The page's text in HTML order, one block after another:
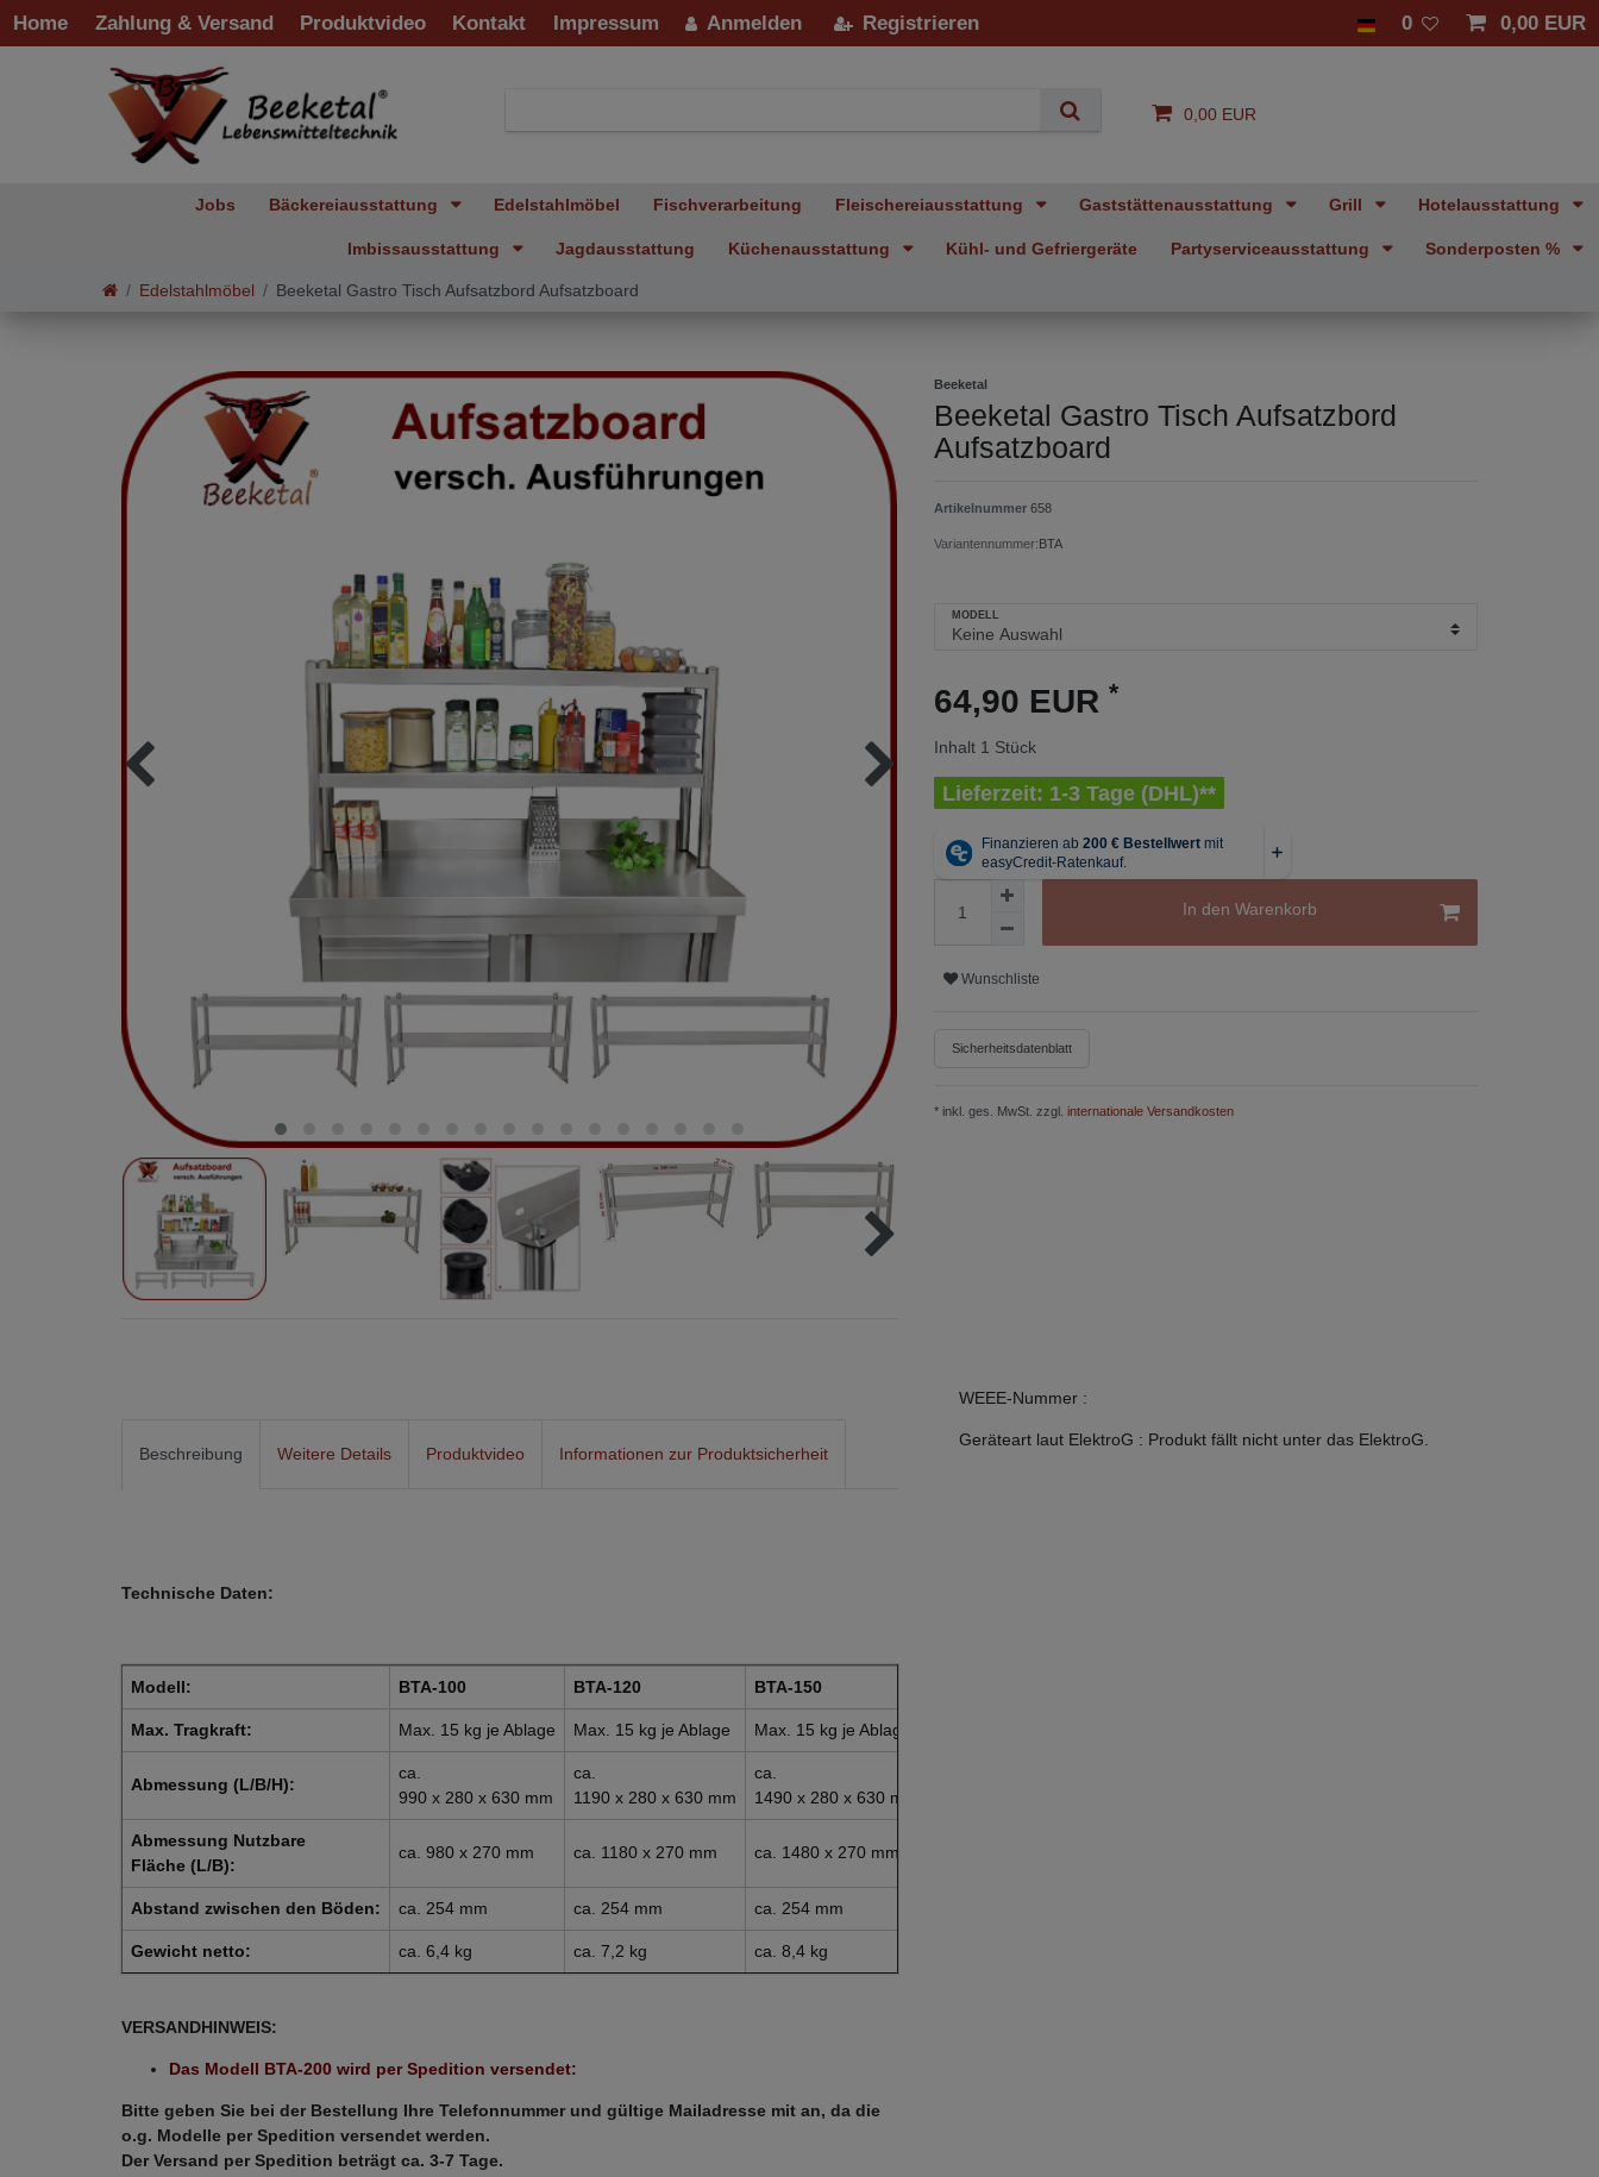
Home Zahlung & Versand Produktvideo Kontakt Impressum Anmelden Registrieren 0 0,00 EUR
0,00 EUR
Jobs Bäckereiausstattung Edelstahlmöbel Fischverarbeitung Fleischereiausstattung Gaststättenausstattung Grill Hotelausstattung
Imbissausstattung Jagdausstattung Küchenausstattung Kühl- und Gefriergeräte Partyserviceausstattung Sonderposten %
Edelstahlmöbel Beeketal Gastro Tisch Aufsatzbord Aufsatzboard
Beeketal
Beeketal Gastro Tisch Aufsatzbord
Aufsatzboard
Artikelnummer 658
Variantennummer:BTA
MODELL
64,90 EUR *
Inhalt 1 Stück
Lieferzeit: 1-3 Tage (DHL)**
In den Warenkorb
Wunschliste
Sicherheitsdatenblatt
* inkl. ges. MwSt. zzgl. internationale Versandkosten
Beschreibung Weitere Details Produktvideo Informationen zur Produktsicherheit
Technische Daten:
Modell: BTA-100 BTA-120 BTA-150
Max. Tragkraft: Max. 15 kg je Ablage Max. 15 kg je Ablage Max. 15 kg je Ablage
Abmessung (L/B/H):
ca.
990 x 280 x 630 mm
ca.
1190 x 280 x 630 mm
ca.
1490 x 280 x 630 mm
Abmessung Nutzbare
Fläche (L/B):
ca. 980 x 270 mm ca. 1180 x 270 mm ca. 1480 x 270 mm
Abstand zwischen den Böden: ca. 254 mm ca. 254 mm ca. 254 mm
Gewicht netto: ca. 6,4 kg ca. 7,2 kg ca. 8,4 kg
VERSANDHINWEIS:
Das Modell BTA-200 wird per Spedition versendet:
Bitte geben Sie bei der Bestellung Ihre Telefonnummer und gültige Mailadresse mit an, da die
o.g. Modelle per Spedition versendet werden.
Der Versand per Spedition beträgt ca. 3-7 Tage.
WEEE-Nummer:
Geräteart laut ElektroG : Produkt fällt nicht unter das ElektroG.